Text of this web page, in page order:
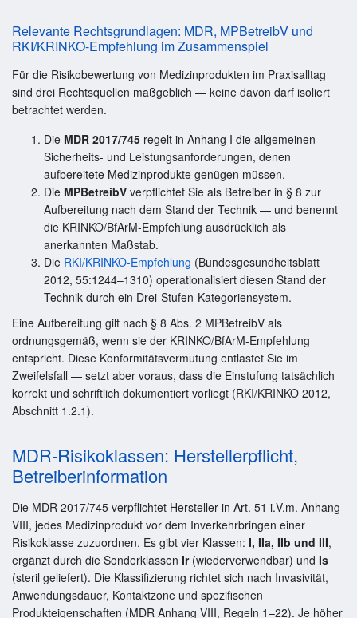
Relevante Rechtsgrundlagen: MDR, MPBetreibV und
RKI/KRINKO-Empfehlung im Zusammenspiel
Für die Risikobewertung von Medizinprodukten im Praxisalltag
sind drei Rechtsquellen maßgeblich — keine davon darf isoliert
betrachtet werden.
Die MDR 2017/745 regelt in Anhang I die allgemeinen
Sicherheits- und Leistungsanforderungen, denen
aufbereitete Medizinprodukte genügen müssen.
Die MPBetreibV verpflichtet Sie als Betreiber in § 8 zur
Aufbereitung nach dem Stand der Technik — und benennt
die KRINKO/BfArM-Empfehlung ausdrücklich als
anerkannten Maßstab.
Die RKI/KRINKO-Empfehlung (Bundesgesundheitsblatt
2012, 55:1244–1310) operationalisiert diesen Stand der
Technik durch ein Drei-Stufen-Kategoriensystem.
Eine Aufbereitung gilt nach § 8 Abs. 2 MPBetreibV als
ordnungsgemäß, wenn sie der KRINKO/BfArM-Empfehlung
entspricht. Diese Konformitätsvermutung entlastet Sie im
Zweifelsfall — setzt aber voraus, dass die Einstufung tatsächlich
korrekt und schriftlich dokumentiert vorliegt (RKI/KRINKO 2012,
Abschnitt 1.2.1).
MDR-Risikoklassen: Herstellerpflicht,
Betreiberinformation
Die MDR 2017/745 verpflichtet Hersteller in Art. 51 i.V.m. Anhang
VIII, jedes Medizinprodukt vor dem Inverkehrbringen einer
Risikoklasse zuzuordnen. Es gibt vier Klassen: I, IIa, IIb und III,
ergänzt durch die Sonderklassen Ir(wiederverwendbar) und Is
(steril geliefert). Die Klassifizierung richtet sich nach Invasivität,
Anwendungsdauer, Kontaktzone und spezifischen
Produkteigenschaften (MDR Anhang VIII, Regeln 1–22). Je höher